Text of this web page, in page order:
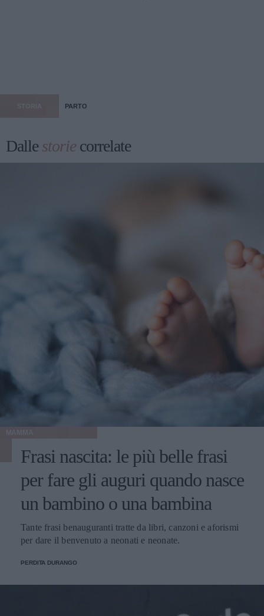
PARTO
Dallestoriecorrelate
Frasi nascita: le più belle frasi
per fare gli auguri quando nasce
un bambino o una bambina
Tante frasi benauguranti tratte da libri, canzoni e aforismi
per dare il benvenuto a neonati e neonate.
PERDITA DURANGO